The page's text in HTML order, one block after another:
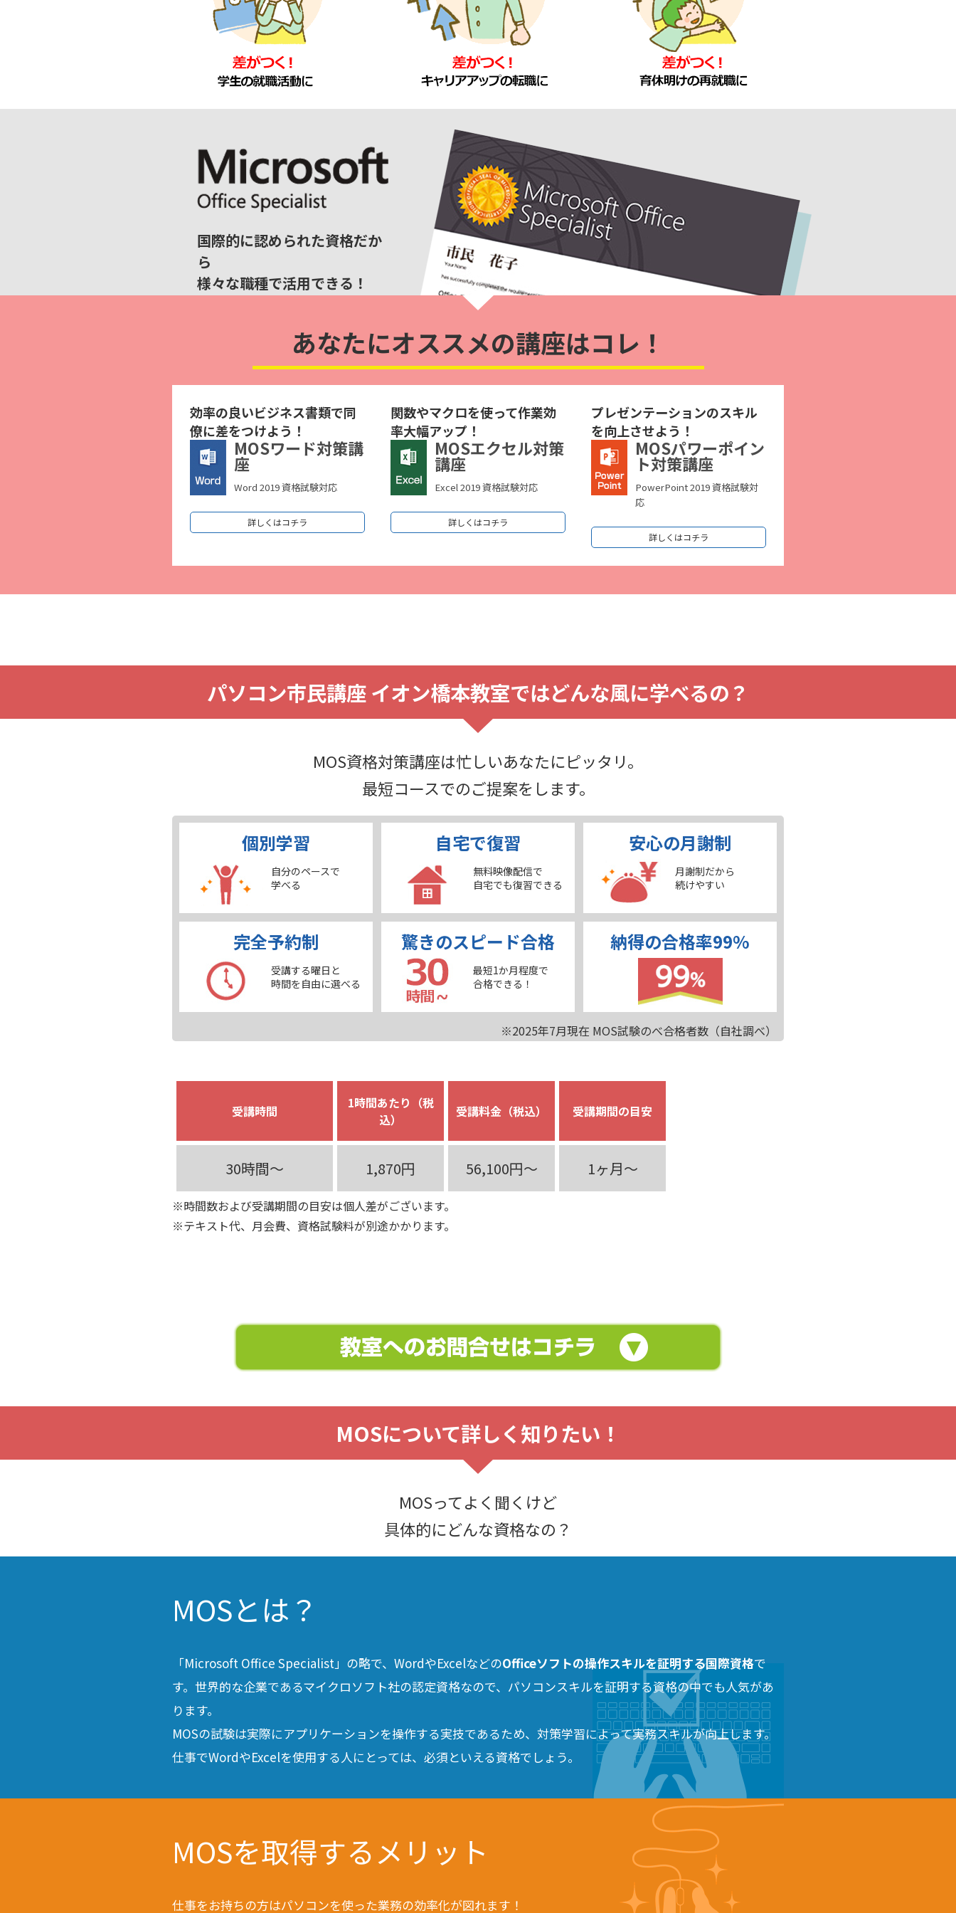
国際的に認められた資格だか
ら
様々な職種で活用できる！
あなたにオススメの講座はコレ！
効率の良いビジネス書類で同
僚に差をつけよう！
MOSワード対策講
座
Word 2019 資格試験対応
詳しくはコチラ
関数やマクロを使って作業効
率大幅アップ！
MOSエクセル対策
講座
Excel 2019 資格試験対応
詳しくはコチラ
プレゼンテーションのスキル
を向上させよう！
MOSパワーポイン
ト対策講座
PowerPoint 2019 資格試験対
応
詳しくはコチラ
パソコン市民講座 イオン橋本教室ではどんな風に学べるの？
MOS資格対策講座は忙しいあなたにピッタリ。
最短コースでのご提案をします。
個別学習
自分のペースで
学べる
自宅で復習
無料映像配信で
自宅でも復習できる
安心の月謝制
月謝制だから
続けやすい
完全予約制
受講する曜日と
時間を自由に選べる
驚きのスピード合格
最短1か月程度で
合格できる！
納得の合格率99%
※2025年7月現在 MOS試験のべ合格者数（自社調べ）
受講時間
1時間あたり（税
込）
受講料金（税込） 受講期間の目安
30時間～ 1,870円 56,100円～ 1ヶ月～
※時間数および受講期間の目安は個人差がございます。
※テキスト代、月会費、資格試験料が別途かかります。
MOSについて詳しく知りたい！
MOSってよく聞くけど
具体的にどんな資格なの？
MOSとは？
「Microsoft Office Specialist」の略で、WordやExcelなどのOfficeソフトの操作スキルを証明する国際資格で
す。世界的な企業であるマイクロソフト社の認定資格なので、パソコンスキルを証明する資格の中でも人気があ
ります。
MOSの試験は実際にアプリケーションを操作する実技であるため、対策学習によって実務スキルが向上します。
仕事でWordやExcelを使用する人にとっては、必須といえる資格でしょう。
MOSを取得するメリット
仕事をお持ちの方はパソコンを使った業務の効率化が図れます！